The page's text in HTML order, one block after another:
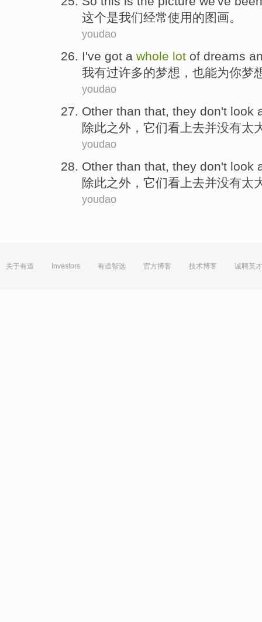
这个是我们经常使用的图画。
youdao
I've got a whole lot of dreams
我有过许多的梦想 ，也能为你梦
youdao
Other than that, they don't look
除此之外 ， 它们看上去并没有太
youdao
Other than that they don't look
除此之外 ， 它们看上去并没有太
youdao
关于有道 Investors 有道智选 官方博客 技术博客 诚聘英才